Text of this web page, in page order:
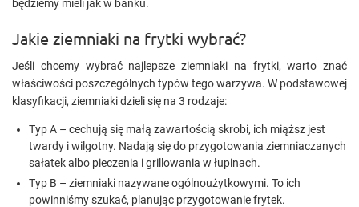
będziemy mieli jak w banku.
Jakie ziemniaki na frytki wybrać?
Jeśli chcemy wybrać najlepsze ziemniaki na frytki, warto znać
właściwości poszczególnych typów tego warzywa. W podstawowej
klasyfikacji, ziemniaki dzieli się na 3 rodzaje:
Typ A – cechują się małą zawartością skrobi, ich miąższ jest
twardy i wilgotny. Nadają się do przygotowania ziemniaczanych
sałatek albo pieczenia i grillowania w łupinach.
Typ B – ziemniaki nazywane ogólnoużytkowymi. To ich
powinniśmy szukać, planując przygotowanie frytek.